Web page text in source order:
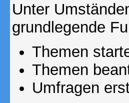
Unter
grundlegende
Themen
Themen
Umfragen